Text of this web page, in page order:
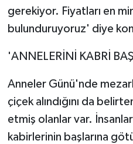
gerekiyor. Fiyatları en
bulunduruyoruz' diye
'ANNELERİNİ KABRİ
Anneler Günü'nde
çiçek alındığını da
etmiş olanlar var.
kabirlerinin başlarına